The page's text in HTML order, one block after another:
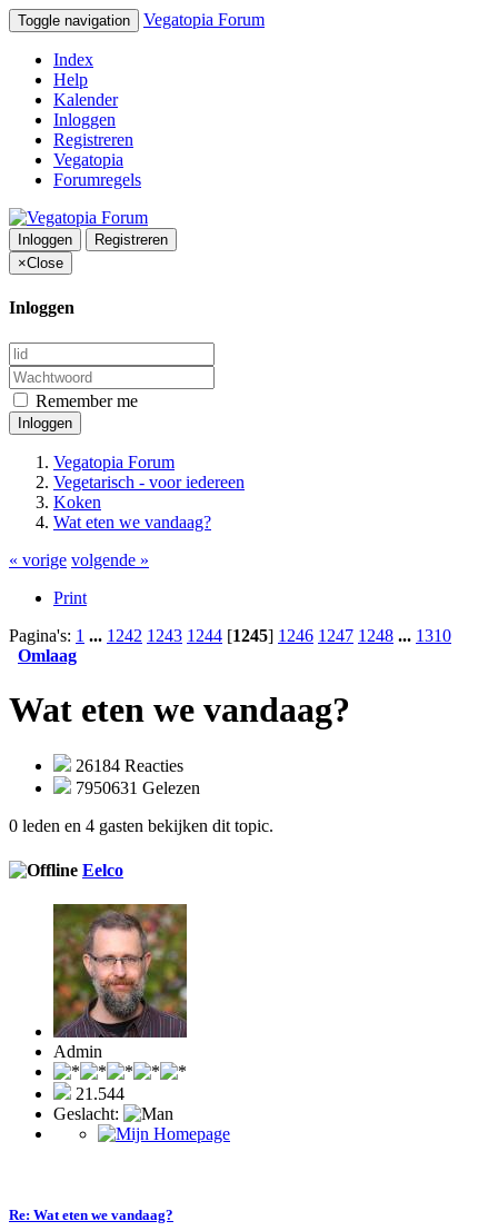
Toggle navigation Vegatopia Forum
Index
Help
Kalender
Inloggen
Registreren
Vegatopia
Forumregels
Inloggen
Registreren
×Close
Inloggen
Remember me
Inloggen
Vegatopia Forum
Vegetarisch - voor iedereen
Koken
Wat eten we vandaag?
« vorige volgende »
Print
Pagina's: 1 ... 1242 1243 1244 [1245] 1246 1247 1248 ... 1310
Omlaag
Wat eten we vandaag?
26184 Reacties
7950631 Gelezen
0 leden en 4 gasten bekijken dit topic.
Eelco
Admin
21.544
Geslacht:
Re: Wat eten we vandaag?